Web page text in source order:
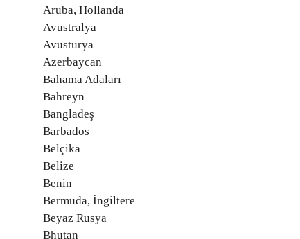
Aruba, Hollanda
Avustralya
Avusturya
Azerbaycan
Bahama Adaları
Bahreyn
Bangladeş
Barbados
Belçika
Belize
Benin
Bermuda, İngiltere
Beyaz Rusya
Bhutan